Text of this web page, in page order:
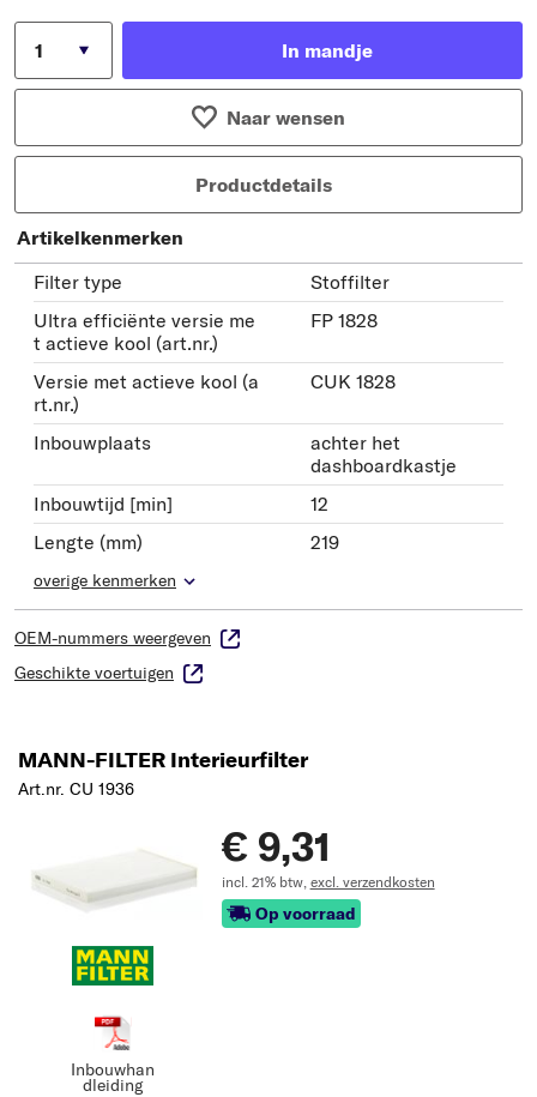
In mandje
Naar wensen
Productdetails
Artikelkenmerken
Filter type
Stoffilter
Ultra efficiënte versie me
t actieve kool (art.nr.)
FP 1828
Versie met actieve kool (a
rt.nr.)
CUK 1828
Inbouwplaats
achter het
dashboardkastje
Inbouwtijd [min]
12
Lengte (mm)
219
overige kenmerken
OEM-nummers weergeven
Geschikte voertuigen
MANN-FILTER Interieurfilter
Art.nr. CU 1936
Inbouwhan
dleiding
€ 9,31
incl. 21% btw, excl. verzendkosten
Op voorraad